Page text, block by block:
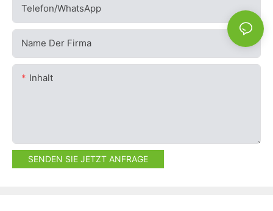
Telefon/WhatsApp
Name Der Firma
Inhalt
SENDEN SIE JETZT ANFRAGE